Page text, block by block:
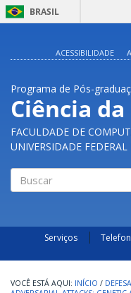
BRASIL
ACESSIBILIDADE
Programa de Pós-
Ciência
FACULDADE DE
UNIVERSIDADE
Serviços
INÍCIO /